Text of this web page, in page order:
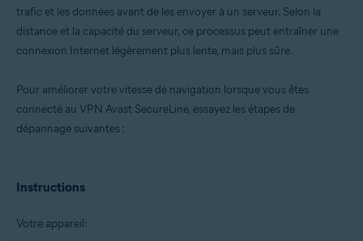
VPN Avast SecureLine 6.x pour Android
VPN Avast SecureLine 6.x pour iOS
Microsoft Windows 11 Famille/Pro/Entreprise/Éducation
Microsoft Windows 10 Famille/Pro/Entreprise/Éducation (32/64 bits)
Microsoft Windows 8/Professionnel/Entreprise (32/64 bits)
Apple macOS 13.x (Ventura)
Apple macOS 11.x (Big Sur)
trafic et les données avant de les envoyer à un serveur. Selon la
distance et la capacité du serveur, ce processus peut entraîner une
connexion Internet légèrement plus lente, mais plus sûre.
Pour améliorer votre vitesse de navigation lorsque vous êtes
connecté au VPN Avast SecureLine, essayez les étapes de
dépannage suivantes :
Instructions
Votre appareil: